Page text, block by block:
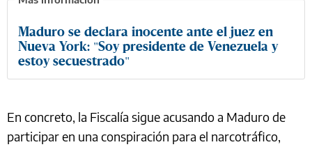
Maduro se declara inocente ante el juez en
Nueva York: "Soy presidente de Venezuela y
estoy secuestrado"
En concreto, la Fiscalía sigue acusando a Maduro de
participar en una conspiración para el narcotráfico,